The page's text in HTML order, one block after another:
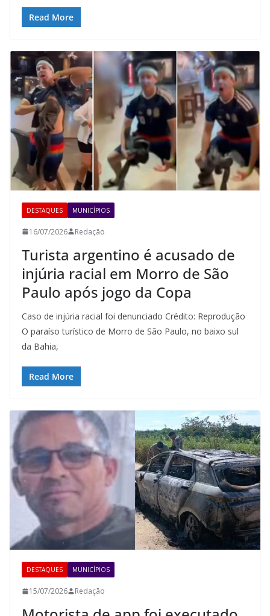
Read More
DESTAQUES MUNICÍPIOS
16/07/2026 Redação
Turista argentino é acusado de
injúria racial em Morro de São
Paulo após jogo da Copa
Caso de injúria racial foi denunciado Crédito: Reprodução
O paraíso turístico de Morro de São Paulo, no baixo sul
da Bahia,
Read More
DESTAQUES MUNICÍPIOS
15/07/2026 Redação